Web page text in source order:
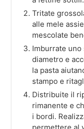
Tritate
alle mele
mescolate
Imburrate uno
diametro e
la pasta
stampo e
Distribuite il
rimanente e
i bordi.